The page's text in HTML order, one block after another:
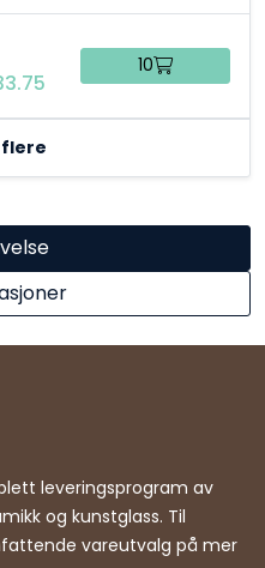
10
flere
leveringsprogram av
og kunstglass. Til
vareutvalg på mer